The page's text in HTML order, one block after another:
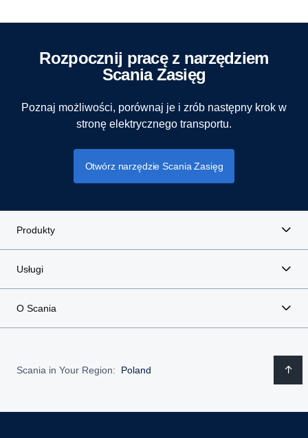
Rozpocznij pracę z narzędziem
Scania Zasięg
Poznaj możliwości, porównaj je i zrób następny krok w
stronę elektrycznego transportu.
Otwórz narzędzie Scania Zasięg
Produkty
Usługi
O Scania
Scania in Your Region: Poland